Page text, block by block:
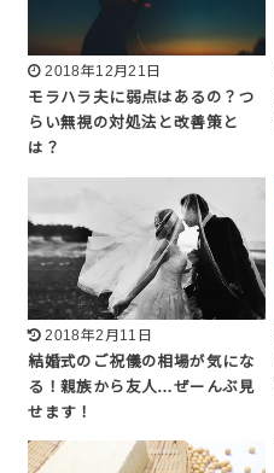
2018年12月21日
モラハラ夫に弱点はあるの？つ
らい無視の対処法と改善策と
は？
2018年2月11日
結婚式のご祝儀の相場が気にな
る！親族から友人…ぜーんぶ見
せます！